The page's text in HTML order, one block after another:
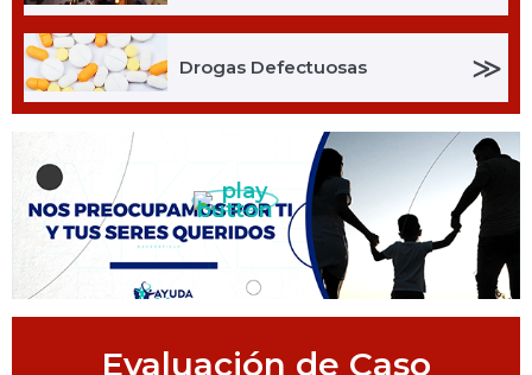
Drogas Defectuosas ≫
Evaluación de Caso